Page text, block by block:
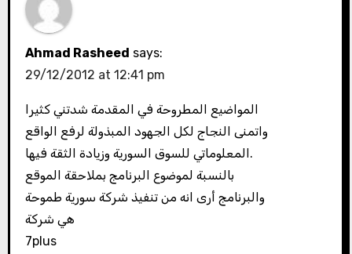
Ahmad Rasheed says:
29/12/2012 at 12:41 pm
المواضيع المطروحة في المقدمة شدتني كثيرا
واتمنى النجاج لكل الجهود المبذولة لرفع الواقع
المعلوماتي للسوق السورية وزيادة الثقة فيها.
بالنسبة لموضوع البرنامج بملاحقة الموقع
والبرنامج أرى انه من تنفيذ شركة سورية طموحة
هي شركة
7plus